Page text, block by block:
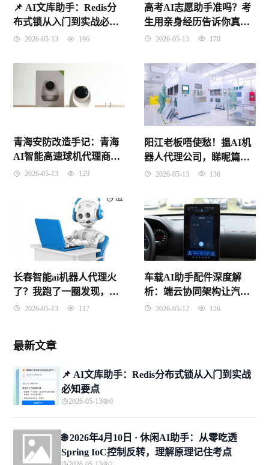
📌 ​AI文库助手：Redis分
布式锁从入门到实战必知
要点2026-05-13 196
高考AI志愿助手准吗？考
生用亲身经历告诉你真实
答案2026-05-13 170
青海安防改造手记：青海
AI智能高速球机代理商怎
么找才不踩坑
2026-05-13 129
阳江老板唔使愁！揾AI机
器人代理公司，睇呢篇就
够晒数！
2026-05-13 136
长春智能ai机器人代理火
了？我跑了一圈发现，这
事儿没你想的那么简单
2026-05-13 117
车载AI助手配件深度解
析：端云协同架构让汽车
“听懂人话”
2026-05-12 126
最新文章
📌 ​AI文库助手：Redis分布式锁从入门到实战
必知要点
2026-05-13 0
🌐 2026年4月10日 · 休闲AI助手：从零吃透
Spring IoC控制反转，理解原理记住考点